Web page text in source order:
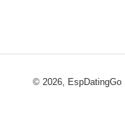
© 2026, EspDatingGo |